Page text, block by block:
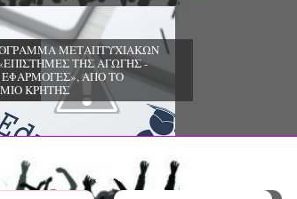
ΔΩΡΕΑΝ ΠΡΟΓΡΑΜΜΑ ΜΕΤΑΠΤΥΧΙΑΚΩΝ
ΣΠΟΥΔΩΝ: «ΕΠΙΣΤΗΜΕΣ ΤΗΣ ΑΓΩΓΗΣ -
ΘΕΩΡΙΑ ΚΑΙ ΕΦΑΡΜΟΓΕΣ», ΑΠΟ ΤΟ
ΠΑΝΕΠΙΣΤΗΜΙΟ ΚΡΗΤΗΣ
22Aug